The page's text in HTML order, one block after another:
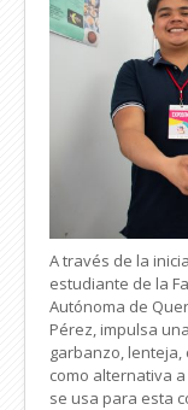
A través de la
estudiante de la
Autónoma de
Pérez, impulsa
garbanzo,
como alternativa
se usa para esta